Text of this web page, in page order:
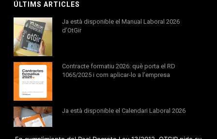
ÚLTIMS ARTICLES
Ja està disponible el Manual Laboral 2026
d’OtGir
Contracte formatiu 2026: què porta el RD
1065/2025 i com aplicar-lo a l’empresa
Ja està disponible el Calendari Laboral 2026